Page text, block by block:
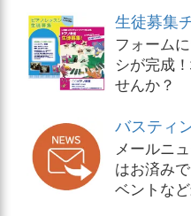
生徒募集
フォーム
シが完成
せんか？
バスティ
メールニ
はお済み
ベントな